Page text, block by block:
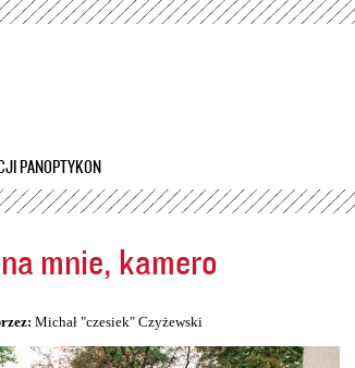
Przejdź
PANOPTYKON
mnie, kamero
Michał "czesiek" Czyżewski